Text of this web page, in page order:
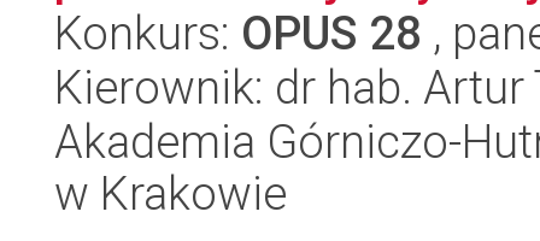
Konkurs: OPUS 28 ,
Kierownik: dr hab. Artur
Akademia Górniczo-
w Krakowie